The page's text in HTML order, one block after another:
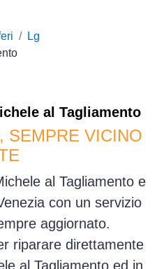
Lg
al Tagliamento
SEMPRE VICINO
al Tagliamento e
con un servizio
aggiornato.
riparare direttamente
al Tagliamento ed in